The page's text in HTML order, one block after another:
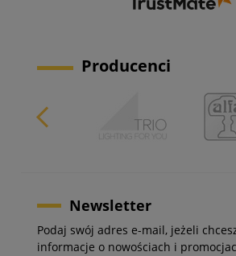
Producenci
Newsletter
Podaj swój adres e-mail, jeżeli
informacje o nowościach i